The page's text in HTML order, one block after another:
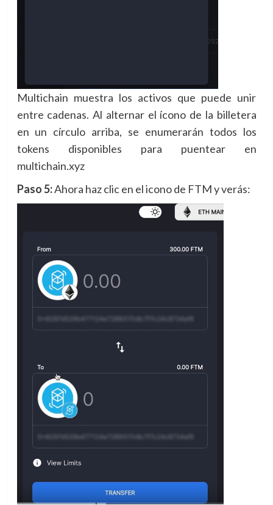
Multichain muestra los activos que puede unir
entre cadenas. Al alternar el ícono de la billetera
en un círculo arriba, se enumerarán todos los
tokens disponibles para puentear en
multichain.xyz
Paso 5:Ahora haz clic en el icono de FTM y verás: